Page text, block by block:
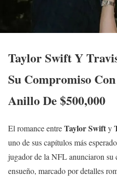
Taylor Swift Y
Su Compromiso
Anillo De $500,000
El romance entreTaylor Swifty
uno de sus capítulos más
jugador de la NFL anunciaron su
ensueño, marcado por detalles